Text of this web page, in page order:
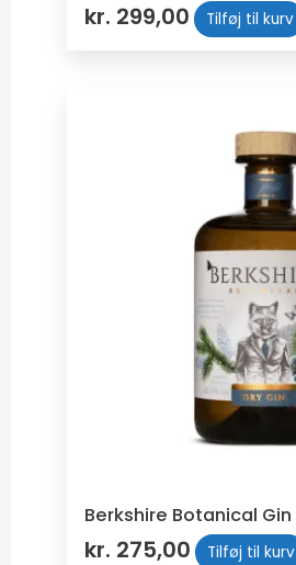
kr. 299,00 Tilføj til kurv
Berkshire Botanical Gin
kr. 275,00 Tilføj til kurv